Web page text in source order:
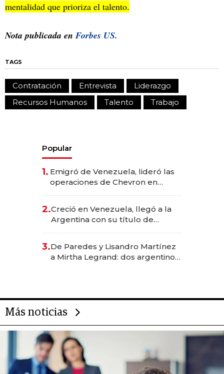
mentalidad que prioriza el talento.
Nota publicada enForbes US.
TAGS
Contratación Entrevista
Liderazgo
Recursos Humanos
Talento Trabajo
Popular
1. Emigró de Venezuela, lideró las
operaciones de Chevron en
2.Creció en Venezuela, llegó a la
Argentina con su título de
las marcas "fast premium"
3.De Paredes y Lisandro Martínez
a Mirtha Legrand: dos argentinos
Más noticias